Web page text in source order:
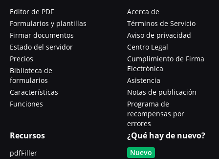
Editor de PDF
Formularios y plantillas
Firmar documentos
Estado del servidor
Precios
Biblioteca de
formularios
Características
Funciones
Acerca de
Términos de Servicio
Aviso de privacidad
Centro Legal
Cumplimiento de Firma
Electrónica
Asistencia
Notas de publicación
Programa de
recompensas por
errores
Recursos
pdfFiller
¿Qué hay de nuevo?
Nuevo